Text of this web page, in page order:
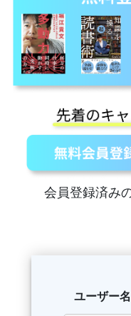
会員登録済み
ユーザー